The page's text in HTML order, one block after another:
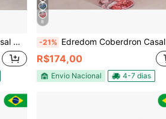
8
-21% Edredom Coberdron Casal Queen 400 Fios 3 Peças
R$174,00
Envio Nacional 4-7 dias